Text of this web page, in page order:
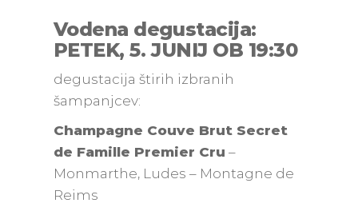
Vodena degustacija:
PETEK, 5. JUNIJ OB 19:30
degustacija štirih izbranih
šampanjcev:
Champagne Couve Brut Secret
de Famille Premier Cru –
Monmarthe, Ludes – Montagne de
Reims